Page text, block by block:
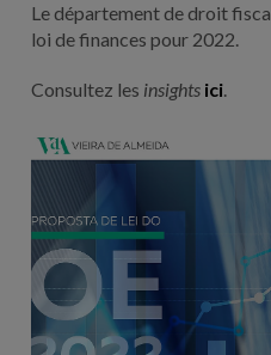
Le département de droit
loi de finances pour 2022.
Consultez les insights ici.